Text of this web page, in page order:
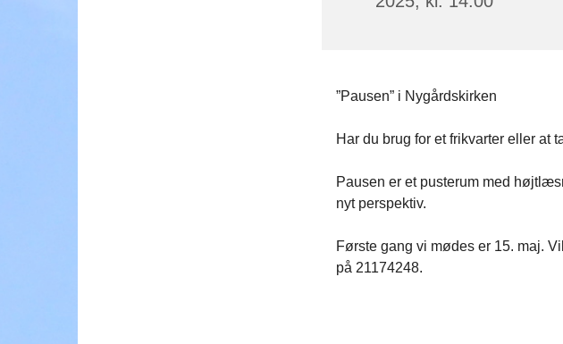
”Pausen” i Nygårdskirken
Har du brug for et frikvarter eller at
Pausen er et pusterum med
nyt perspektiv.
Første gang vi mødes er 15. maj.
på 21174248.